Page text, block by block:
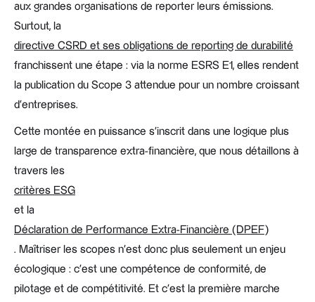
aux grandes organisations de reporter leurs émissions.
Surtout, la
directive CSRD et ses obligations de reporting de durabilité
franchissent une étape : via la norme ESRS E1, elles rendent
la publication du Scope 3 attendue pour un nombre croissant
d'entreprises.
Cette montée en puissance s'inscrit dans une logique plus
large de transparence extra-financière, que nous détaillons à
travers les
critères ESG
et la
Déclaration de Performance Extra-Financière (DPEF)
. Maîtriser les scopes n'est donc plus seulement un enjeu
écologique : c'est une compétence de conformité, de
pilotage et de compétitivité. Et c'est la première marche